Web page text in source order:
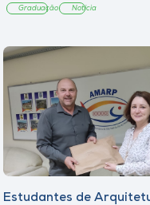
Graduação Notícia
Estudantes de